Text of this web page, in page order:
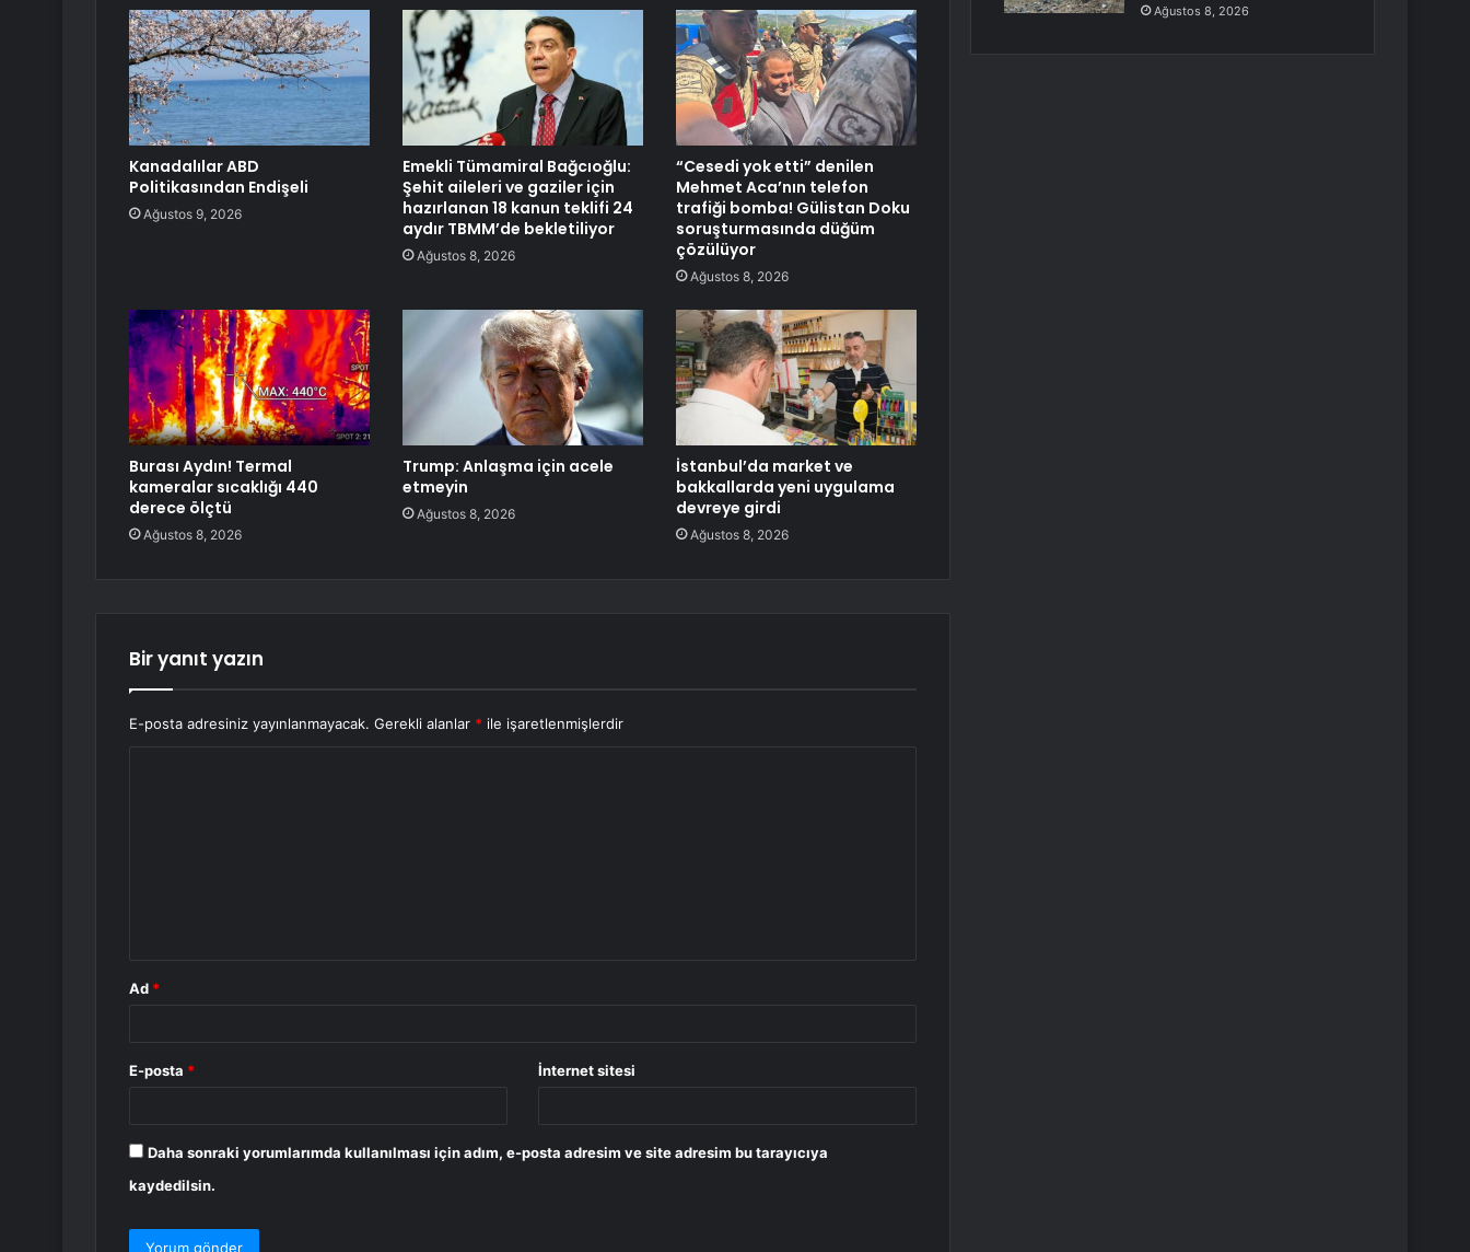
Kanadalılar ABD
Politikasından Endişeli
Ağustos 9, 2026
Emekli Tümamiral Bağcıoğlu:
Şehit aileleri ve gaziler için
hazırlanan 18 kanun teklifi 24
aydır TBMM’de bekletiliyor
Ağustos 8, 2026
“Cesedi yok etti” denilen
Mehmet Aca’nın telefon
trafiği bomba! Gülistan Doku
soruşturmasında düğüm
çözülüyor
Ağustos 8, 2026
Burası Aydın! Termal
kameralar sıcaklığı 440
derece ölçtü
Ağustos 8, 2026
Trump: Anlaşma için acele
etmeyin
Ağustos 8, 2026
İstanbul’da market ve
bakkallarda yeni uygulama
devreye girdi
Ağustos 8, 2026
Bir yanıt yazın
E-posta adresiniz yayınlanmayacak. Gerekli alanlar * ile işaretlenmişlerdir
Ad *
E-posta * İnternet sitesi
Daha sonraki yorumlarımda kullanılması için adım, e-posta adresim ve site adresim bu tarayıcıya
kaydedilsin.
Ağustos 8, 2026